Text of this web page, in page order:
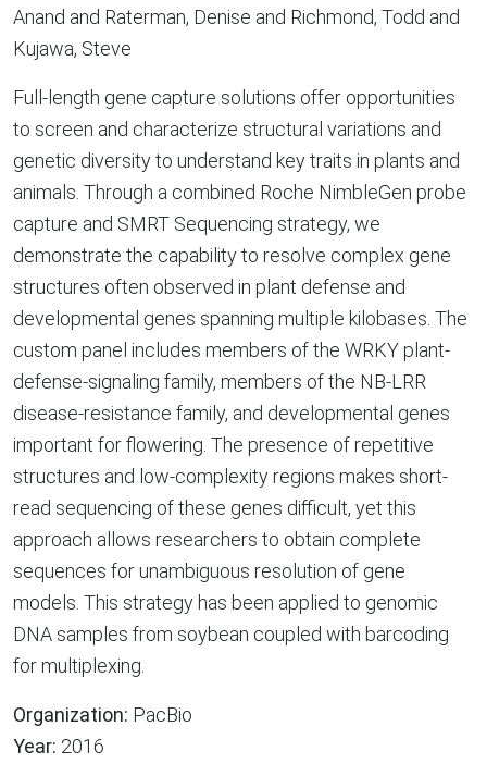
Anand and Raterman, Denise and Richmond, Todd and
Kujawa, Steve
Full-length gene capture solutions offer opportunities
to screen and characterize structural variations and
genetic diversity to understand key traits in plants and
animals. Through a combined Roche NimbleGen probe
capture and SMRT Sequencing strategy, we
demonstrate the capability to resolve complex gene
structures often observed in plant defense and
developmental genes spanning multiple kilobases. The
custom panel includes members of the WRKY plant-
defense-signaling family, members of the NB-LRR
disease-resistance family, and developmental genes
important for flowering. The presence of repetitive
structures and low-complexity regions makes short-
read sequencing of these genes difficult, yet this
approach allows researchers to obtain complete
sequences for unambiguous resolution of gene
models. This strategy has been applied to genomic
DNA samples from soybean coupled with barcoding
for multiplexing.
Organization: PacBio
Year: 2016